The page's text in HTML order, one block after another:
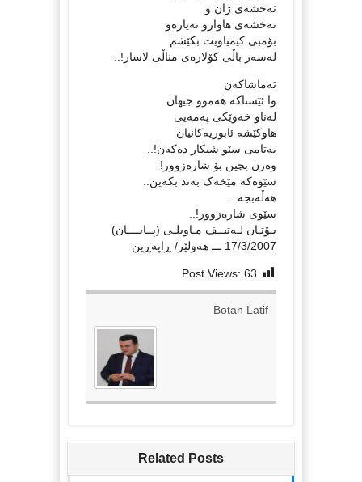
نه‌خشه‌ی ژان و
نه‌خشه‌ی هاوارو ته‌یاره‌و
بۆمبی کیمیاویت بکێشم
له‌سه‌ر باڵی کۆلاره‌ی مناڵی لاسار!..
ته‌ماشاکه‌ن
وا ئێستاکه‌ هه‌موو جیهان
له‌ناو خه‌وێکی په‌مه‌یی
هاوکێشه‌ ئابوریه‌کانیان
به‌تامی سێو شیکار ده‌که‌ن!..
وه‌رن بچین بۆ شاره‌زوور!
سێوه‌که‌ مێخه‌ک به‌ند بکه‌ین..
هه‌ڵه‌بجه..
سێوی شاره‌زوور!..
بـۆتـان لـه‌تیــف مـاویلـی (پــایــــان)
17/3/2007 ـــ هه‌ولێر/ ڕاپه‌ڕین
Post Views: 63
Botan Latif
Related Posts